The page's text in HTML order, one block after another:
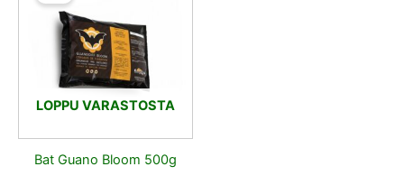
LOPPU VARASTOSTA
Bat Guano Bloom 500g
11,50 €.